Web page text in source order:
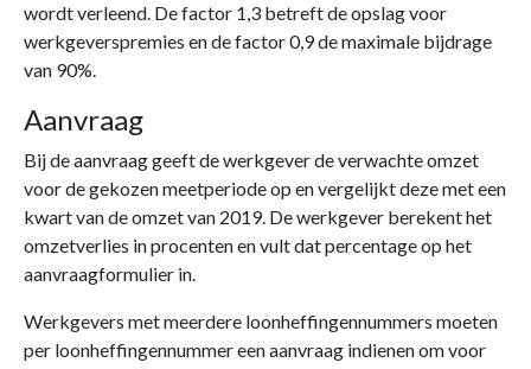
wordt verleend. De factor 1,3 betreft de opslag voor
werkgeverspremies en de factor 0,9 de maximale bijdrage
van 90%.
Aanvraag
Bij de aanvraag geeft de werkgever de verwachte omzet
voor de gekozen meetperiode op en vergelijkt deze met een
kwart van de omzet van 2019. De werkgever berekent het
omzetverlies in procenten en vult dat percentage op het
aanvraagformulier in.
Werkgevers met meerdere loonheffingennummers moeten
per loonheffingennummer een aanvraag indienen om voor